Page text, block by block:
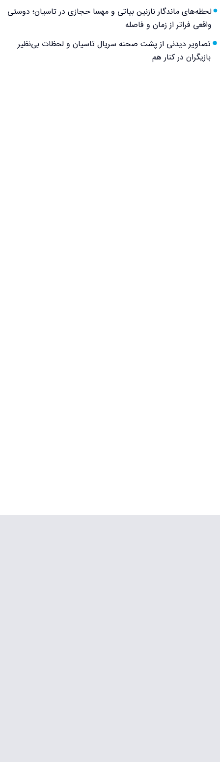
لحظه‌های ماندگار نازنین بیاتی و مهسا حجازی در تاسیان؛ دوستی
واقعی فراتر از زمان و فاصله
تصاویر دیدنی از پشت صحنه سریال تاسیان و لحظات بی‌نظیر
بازیگران در کنار هم